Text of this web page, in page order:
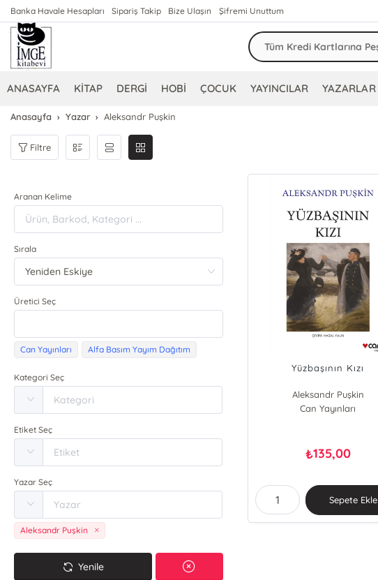
Banka Havale Hesapları Sipariş Takip Bize Ulaşın Şifremi Unuttum
ANASAYFA KİTAP DERGİ HOBİ ÇOCUK YAYINCILAR YAZARLAR
Anasayfa Yazar Aleksandr Puşkin
Filtre
Aranan Kelime
Sırala
Üretici Seç
Can Yayınları Alfa Basım Yayım Dağıtım
Kategori Seç
Etiket Seç
Yazar Seç
Aleksandr Puşkin
Yenile
Yüzbaşının Kızı
Aleksandr Puşkin
Can Yayınları
₺135,00
Sepete Ekle